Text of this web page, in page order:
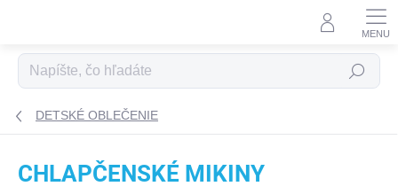
Hľadať
DETSKÉ OBLEČENIE
CHLAPČENSKÉ MIKINY